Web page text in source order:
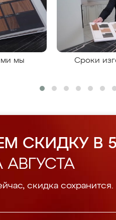
мы
Сроки
СКИДКУ В
скидка сохранится.